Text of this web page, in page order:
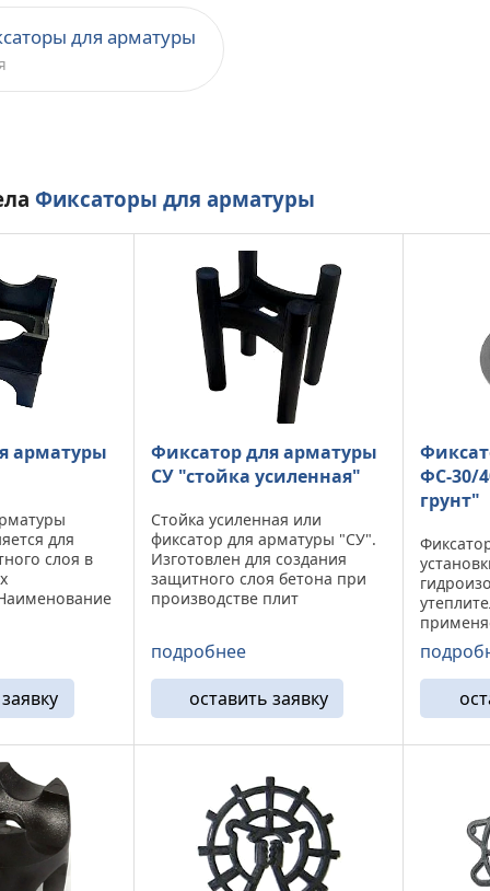
для арматуры
Фиксаторы для арматуры
арматуры
для
слоя в
50-80 до 40
Фиксатор для арматуры
СУ "стойка усиленная"
Стойка усиленная или
фиксатор для арматуры "СУ".
Изготовлен для создания
защитного слоя бетона при
производстве плит
Наименование Защитный
слой Диаметр арматуры Кол-
во в упаковке СУ-25/30 25/30
до 28 мм 250 ...
подробнее
оставить заявку
ФС-30/
грунт"
ФС-30